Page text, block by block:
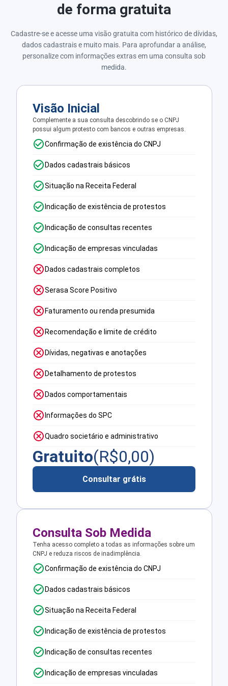
de forma gratuita
Cadastre-se e acesse uma visão gratuita com histórico de dívidas,
dados cadastrais e muito mais. Para aprofundar a análise,
personalize com informações extras em uma consulta sob
medida.
Visão Inicial
Complemente a sua consulta descobrindo se o CNPJ
possui algum protesto com bancos e outras empresas.
Confirmação de existência do CNPJ
Dados cadastrais básicos
Situação na Receita Federal
Indicação de existência de protestos
Indicação de consultas recentes
Indicação de empresas vinculadas
Dados cadastrais completos
Serasa Score Positivo
Faturamento ou renda presumida
Recomendação e limite de crédito
Dívidas, negativas e anotações
Detalhamento de protestos
Dados comportamentais
Informações do SPC
Quadro societário e administrativo
Gratuito(R$0,00)
Consultar grátis
Consulta Sob Medida
Tenha acesso completo a todas as informações sobre um
CNPJ e reduza riscos de inadimplência.
Confirmação de existência do CNPJ
Dados cadastrais básicos
Situação na Receita Federal
Indicação de existência de protestos
Indicação de consultas recentes
Indicação de empresas vinculadas